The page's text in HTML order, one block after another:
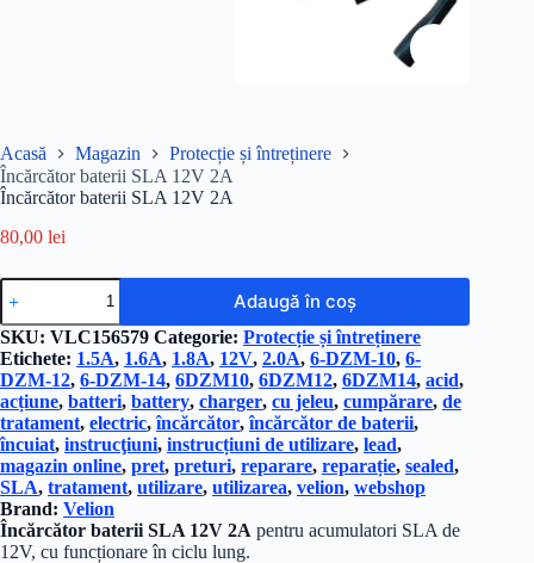
Acasă Magazin
Protecție și întreținere
Încărcător baterii SLA 12V 2A
Încărcător baterii SLA 12V 2A
80,00 lei
Cantitate
Încărcător
baterii
SLA
12V
2A
Adaugă în coș
SKU: VLC156579 Categorie: Protecție și întreținere
Etichete: 1.5A, 1.6A, 1.8A, 12V, 2.0A, 6-DZM-10, 6-
DZM-12, 6-DZM-14, 6DZM10, 6DZM12, 6DZM14, acid,
acțiune, batteri, battery, charger, cu jeleu, cumpărare, de
tratament, electric,încărcător,încărcător de baterii,
încuiat, instrucţiuni, instrucțiuni de utilizare, lead,
magazin online, pret, preturi, reparare, reparație, sealed,
SLA, tratament, utilizare, utilizarea, velion, webshop
Brand: Velion
Încărcător baterii SLA 12V 2A pentru acumulatori SLA de
12V, cu funcționare în ciclu lung.